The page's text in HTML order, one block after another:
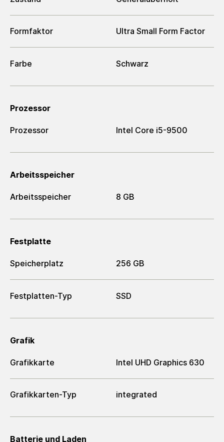
Formfaktor Ultra Small Form Factor
Farbe Schwarz
Prozessor
Prozessor Intel Core i5-9500
Arbeitsspeicher
Arbeitsspeicher 8 GB
Festplatte
Speicherplatz 256 GB
Festplatten-Typ SSD
Grafik
Grafikkarte Intel UHD Graphics 630
Grafikkarten-Typ integrated
Batterie und Laden